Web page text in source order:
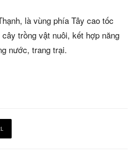
là vùng phía Tây cao tốc
trồng vật nuôi, kết hợp năng
nước, trang trại.